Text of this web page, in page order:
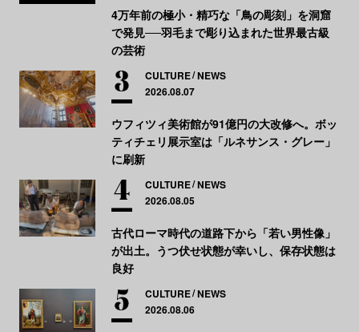
4万年前の極小・精巧な「鳥の彫刻」を洞窟
で発見──羽毛まで彫り込まれた世界最古級
の芸術
CULTURE NEWS
2026.08.07
ウフィツィ美術館が91億円の大改修へ。ボッ
ティチェリ展示室は「ルネサンス・グレー」
に刷新
CULTURE NEWS
2026.08.05
古代ローマ時代の道路下から「若い男性像」
が出土。うつ伏せ状態が幸いし、保存状態は
良好
CULTURE NEWS
2026.08.06